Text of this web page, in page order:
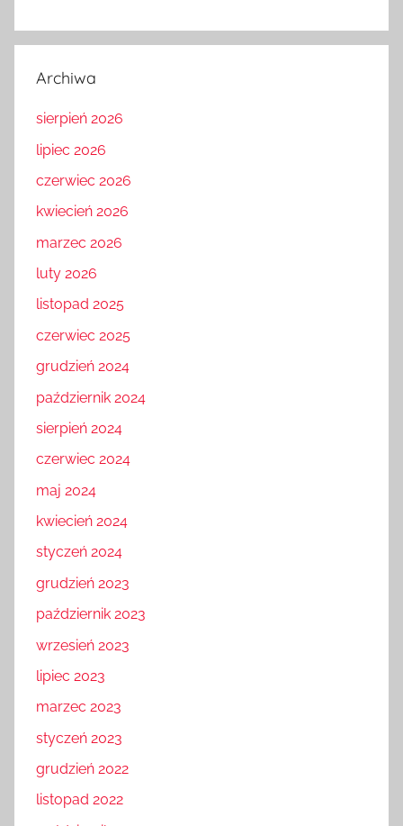
Archiwa
sierpień 2026
lipiec 2026
czerwiec 2026
kwiecień 2026
marzec 2026
luty 2026
listopad 2025
czerwiec 2025
grudzień 2024
październik 2024
sierpień 2024
czerwiec 2024
maj 2024
kwiecień 2024
styczeń 2024
grudzień 2023
październik 2023
wrzesień 2023
lipiec 2023
marzec 2023
styczeń 2023
grudzień 2022
listopad 2022